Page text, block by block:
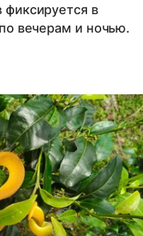
в
вечерам и ночью.